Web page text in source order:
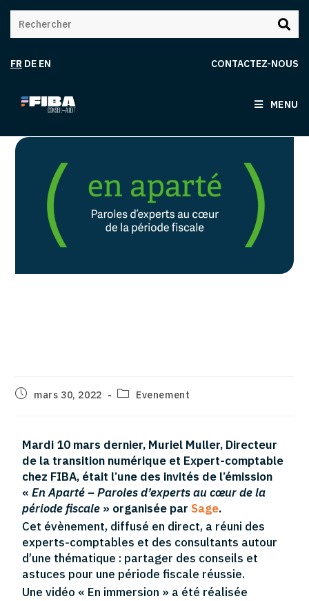
FR DE EN CONTACTEZ-NOUS
MENU
mars 30, 2022 Evenement
Mardi 10 mars dernier, Muriel Muller, Directeur
de la transition numérique et Expert-comptable
chez FIBA, était l’une des invités de l’émission
«En Aparté – Paroles d’experts au cœur de la
période fiscale » organisée parSage.
Cet évènement, diffusé en direct, a réuni des
experts-comptables et des consultants autour
d’une thématique : partager des conseils et
astuces pour une période fiscale réussie.
Une vidéo « En immersion » a été réalisée